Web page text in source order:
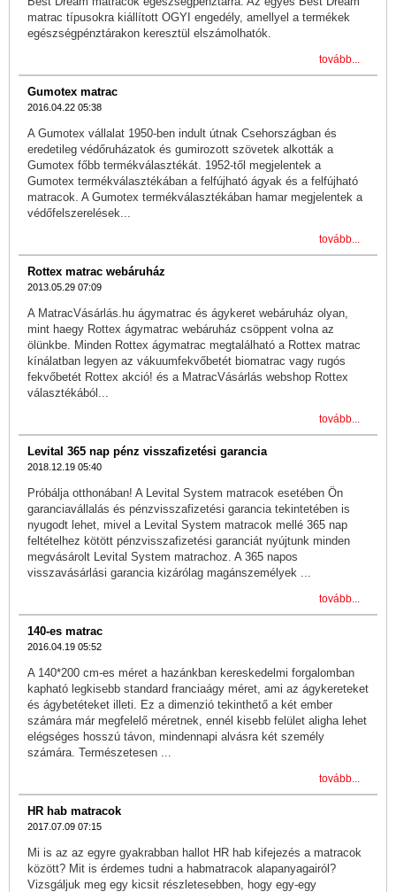
matrac típusokra kiállított OGYI engedély, amellyel a termékek
egészségpénztárakon keresztül elszámolhatók.
tovább...
Gumotex matrac
2016.04.22 05:38
A Gumotex vállalat 1950-ben indult útnak Csehországban és
eredetileg védőruházatok és gumirozott szövetek alkották a
Gumotex főbb termékválasztékát. 1952-től megjelentek a
Gumotex termékválasztékában a felfújható ágyak és a felfújható
matracok. A Gumotex termékválasztékában hamar megjelentek a
védőfelszerelések...
tovább...
Rottex matrac webáruház
2013.05.29 07:09
A MatracVásárlás.hu ágymatrac és ágykeret webáruház olyan,
mint haegy Rottex ágymatrac webáruház csöppent volna az
ölünkbe. Minden Rottex ágymatrac megtalálható a Rottex matrac
kínálatban legyen az vákuumfekvőbetét biomatrac vagy rugós
fekvőbetét Rottex akció! és a MatracVásárlás webshop Rottex
választékából...
tovább...
Levital 365 nap pénz visszafizetési garancia
2018.12.19 05:40
Próbálja otthonában! A Levital System matracok esetében Ön
garanciavállalás és pénzvisszafizetési garancia tekintetében is
nyugodt lehet, mivel a Levital System matracok mellé 365 nap
feltételhez kötött pénzvisszafizetési garanciát nyújtunk minden
megvásárolt Levital System matrachoz. A 365 napos
visszavásárlási garancia kizárólag magánszemélyek ...
tovább...
140-es matrac
2016.04.19 05:52
A 140*200 cm-es méret a hazánkban kereskedelmi forgalomban
kapható legkisebb standard franciaágy méret, ami az ágykereteket
és ágybetéteket illeti. Ez a dimenzió tekinthető a két ember
számára már megfelelő méretnek, ennél kisebb felület aligha lehet
elégséges hosszú távon, mindennapi alvásra két személy
számára. Természetesen ...
tovább...
HR hab matracok
2017.07.09 07:15
Mi is az az egyre gyakrabban hallot HR hab kifejezés a matracok
között? Mit is érdemes tudni a habmatracok alapanyagairól?
Vizsgáljuk meg egy kicsit részletesebben, hogy egy-egy